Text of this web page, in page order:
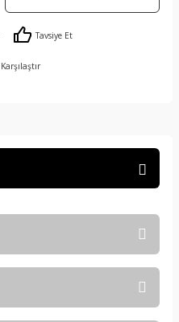
Tavsiye Et
Karşılaştır